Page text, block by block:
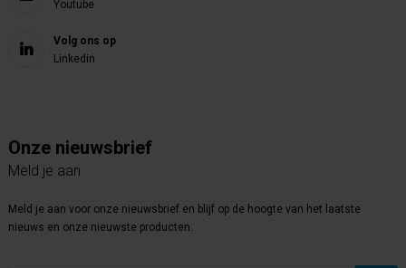
Youtube
Volg ons op
Linkedin
Onze nieuwsbrief
Meld je aan
Meld je aan voor onze nieuwsbrief en blijf op de hoogte van het laatste
nieuws en onze nieuwste producten.